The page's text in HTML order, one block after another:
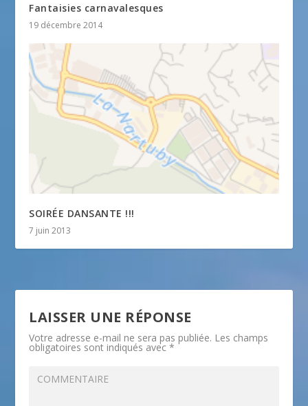
Fantaisies carnavalesques
19 décembre 2014
SOIRÉE DANSANTE !!!
7 juin 2013
LAISSER UNE RÉPONSE
Votre adresse e-mail ne sera pas publiée. Les champs
obligatoires sont indiqués avec*